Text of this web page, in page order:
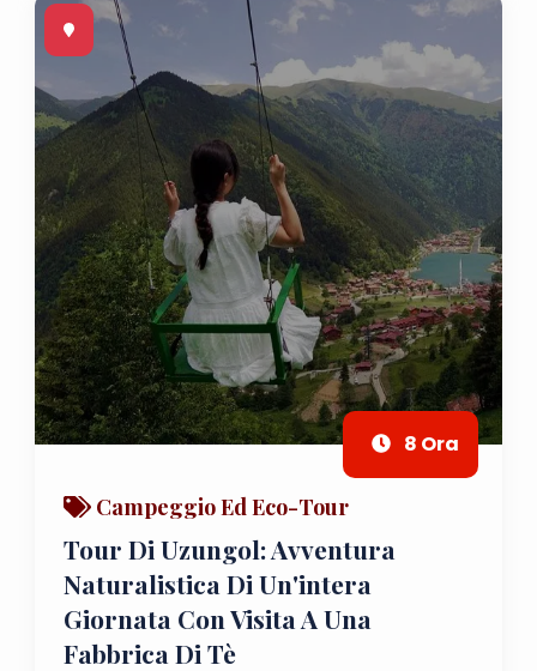
8 Ora
Campeggio Ed Eco-Tour
Tour Di Uzungol: Avventura
Naturalistica Di Un'intera
Giornata Con Visita A Una
Fabbrica Di Tè